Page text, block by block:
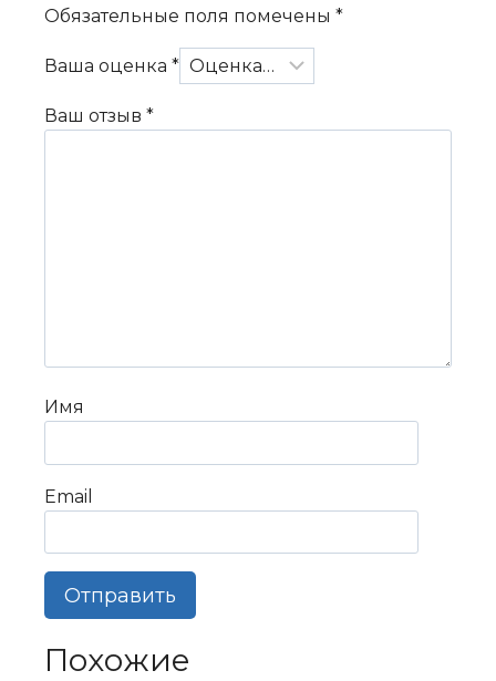
Обязательные поля помечены *
Ваша оценка *
Ваш отзыв *
Имя
Email
Похожие